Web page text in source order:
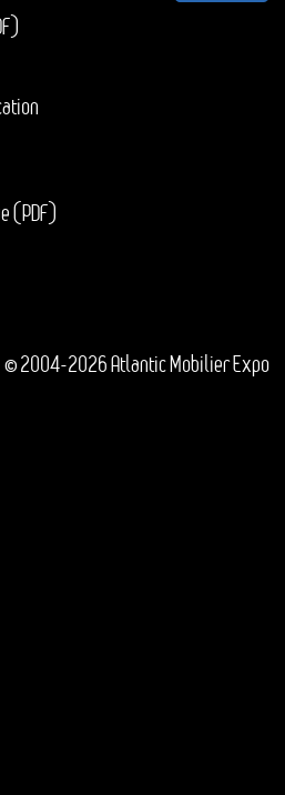
(PDF)
© 2004-2026 Atlantic Mobilier Expo